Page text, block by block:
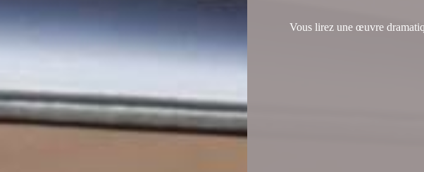
Vous lirez une œuvre dramatique,